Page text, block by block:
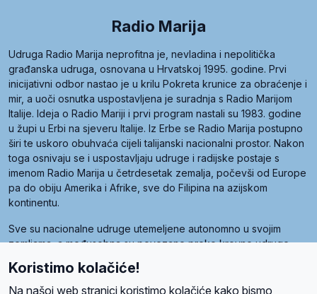
Radio Marija
Udruga Radio Marija neprofitna je, nevladina i nepolitička
građanska udruga, osnovana u Hrvatskoj 1995. godine. Prvi
inicijativni odbor nastao je u krilu Pokreta krunice za obraćenje i
mir, a uoči osnutka uspostavljena je suradnja s Radio Marijom
Italije. Ideja o Radio Mariji i prvi program nastali su 1983. godine
u župi u Erbi na sjeveru Italije. Iz Erbe se Radio Marija postupno
širi te uskoro obuhvaća cijeli talijanski nacionalni prostor. Nakon
toga osnivaju se i uspostavljaju udruge i radijske postaje s
imenom Radio Marija u četrdesetak zemalja, počevši od Europe
pa do obiju Amerika i Afrike, sve do Filipina na azijskom
kontinentu.
Sve su nacionalne udruge utemeljene autonomno u svojim
zemljama, a međusobna su povezane preko krovne udruge
Radio Maria). Svjetsku obitelj utemeljilo je sedam članica, među
kojima je i hrvatska Udruga Radio Marija.
Koristimo kolačiće!
Na našoj web stranici koristimo kolačiće kako bismo